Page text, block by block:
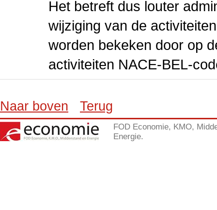
Het betreft dus louter
wijziging van de
worden bekeken door op
activiteiten NACE-BEL-
Naar boven Terug
FOD Economie, KMO,
Energie.